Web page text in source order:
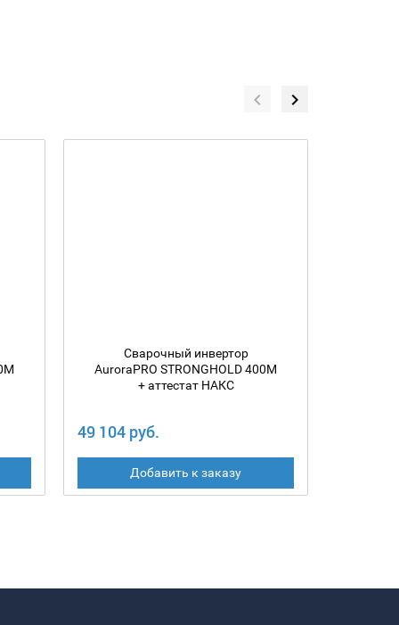
Сварочный инвертор
AuroraPRO STRONGHOLD 400M
+ аттестат НАКС
49 104 руб.
Добавить к заказу